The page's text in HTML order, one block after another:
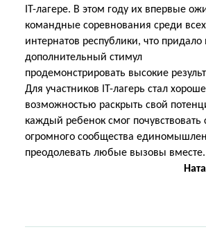
IT-лагере. В этом году их впервые
командные соревнования среди
интернатов республики, что придало
дополнительный стимул
продемонстрировать высокие
Для участников IT-лагерь стал
возможностью раскрыть свой
каждый ребенок смог почувствовать
огромного сообщества
преодолевать любые вызовы вместе.